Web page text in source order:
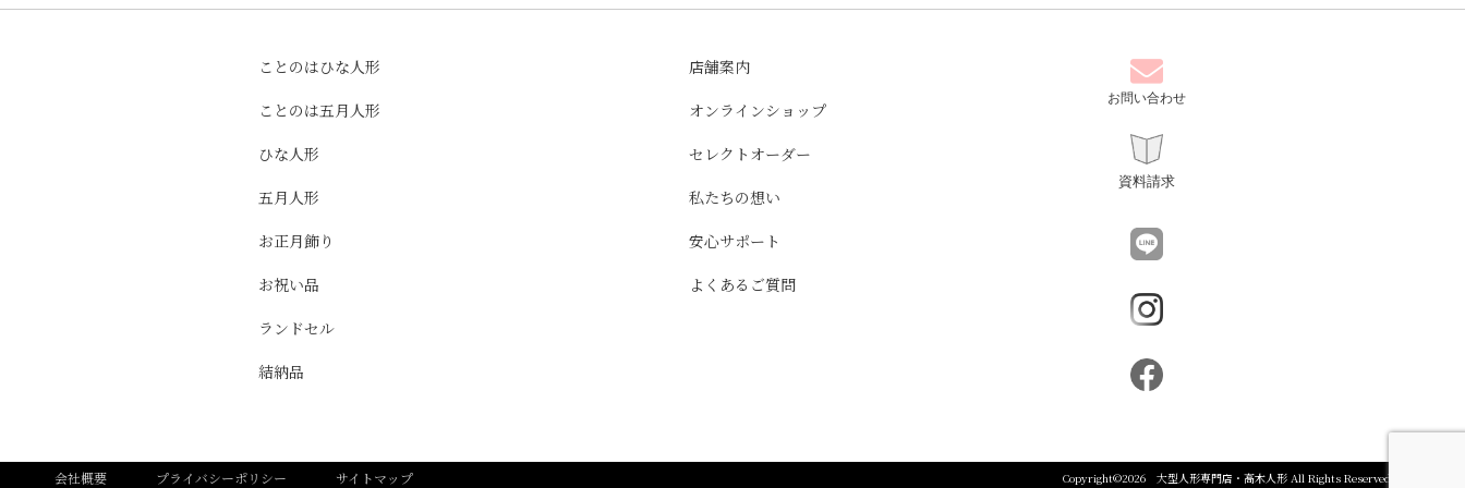
ことのはひな人形
ことのは五月人形
ひな人形
五月人形
お正月飾り
お祝い品
ランドセル
結納品
店舗案内
オンラインショップ
セレクトオーダー
私たちの想い
安心サポート
よくあるご質問
お問い合わせ
資料請求
会社概要 プライバシーポリシー サイトマップ Copyright©2026 大型人形専門店・高木人形 All Rights Reserved.